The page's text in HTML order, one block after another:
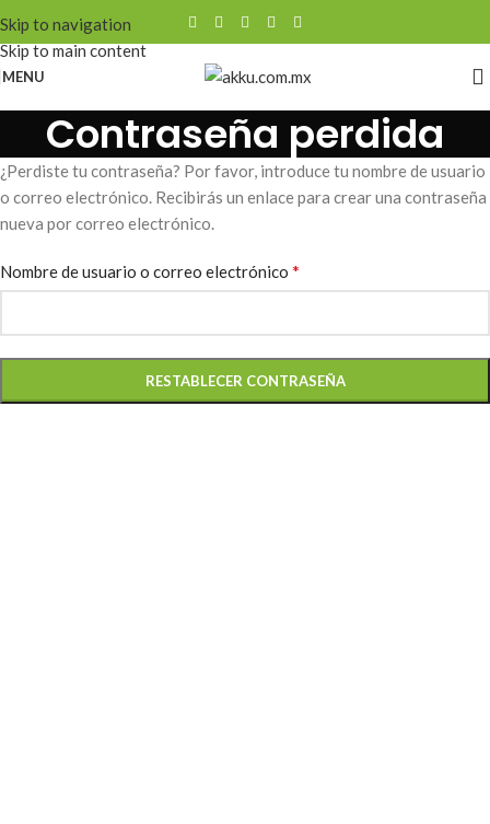
Skip to navigation
Skip to main content
MENU
Contraseña perdida
¿Perdiste tu contraseña? Por favor, introduce tu nombre de usuario
o correo electrónico. Recibirás un enlace para crear una contraseña
nueva por correo electrónico.
Nombre de usuario o correo electrónico *
RESTABLECER CONTRASEÑA